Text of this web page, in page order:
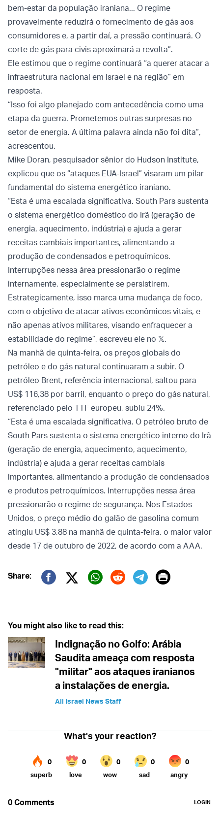
bem-estar da população iraniana... O regime
provavelmente reduzirá o fornecimento de gás aos
consumidores e, a partir daí, a pressão continuará. O
corte de gás para civis aproximará a revolta”.
Ele estimou que o regime continuará “a querer atacar a
infraestrutura nacional em Israel e na região” em
resposta.
“Isso foi algo planejado com antecedência como uma
etapa da guerra. Prometemos outras surpresas no
setor de energia. A última palavra ainda não foi dita”,
acrescentou.
Mike Doran, pesquisador sênior do Hudson Institute,
explicou que os “ataques EUA-Israel” visaram um pilar
fundamental do sistema energético iraniano.
“Esta é uma escalada significativa. South Pars sustenta
o sistema energético doméstico do Irã (geração de
energia, aquecimento, indústria) e ajuda a gerar
receitas cambiais importantes, alimentando a
produção de condensados ​​e petroquímicos.
Interrupções nessa área pressionarão o regime
internamente, especialmente se persistirem.
Estrategicamente, isso marca uma mudança de foco,
com o objetivo de atacar ativos econômicos vitais, e
não apenas ativos militares, visando enfraquecer a
estabilidade do regime”, escreveu ele no 𝕏.
Na manhã de quinta-feira, os preços globais do
petróleo e do gás natural continuaram a subir. O
petróleo Brent, referência internacional, saltou para
US$ 116,38 por barril, enquanto o preço do gás natural,
referenciado pelo TTF europeu, subiu 24%.
“Esta é uma escalada significativa. O petróleo bruto de
South Pars sustenta o sistema energético interno do Irã
(geração de energia, aquecimento, aquecimento,
indústria) e ajuda a gerar receitas cambiais
importantes, alimentando a produção de condensados ​​
e produtos petroquímicos. Interrupções nessa área
pressionarão o regime de segurança. Nos Estados
Unidos, o preço médio do galão de gasolina comum
atingiu US$ 3,88 na manhã de quinta-feira, o maior valor
desde 17 de outubro de 2022, de acordo com a AAA.
Share:
Twitter (X)
Print
You might also like to read this:
Indignação no Golfo: Arábia
Saudita ameaça com resposta
"militar" aos ataques iranianos
a instalações de energia.
All Israel News Staff